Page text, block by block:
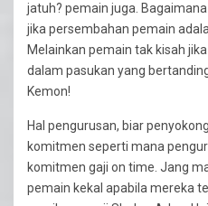
jatuh? pemain juga.
jika persembahan pemain
Melainkan pemain tak kisah
dalam pasukan yang
Kemon!
Hal pengurusan, biar
komitmen seperti mana
komitmen gaji on time. Jang
pemain kekal apabila mereka